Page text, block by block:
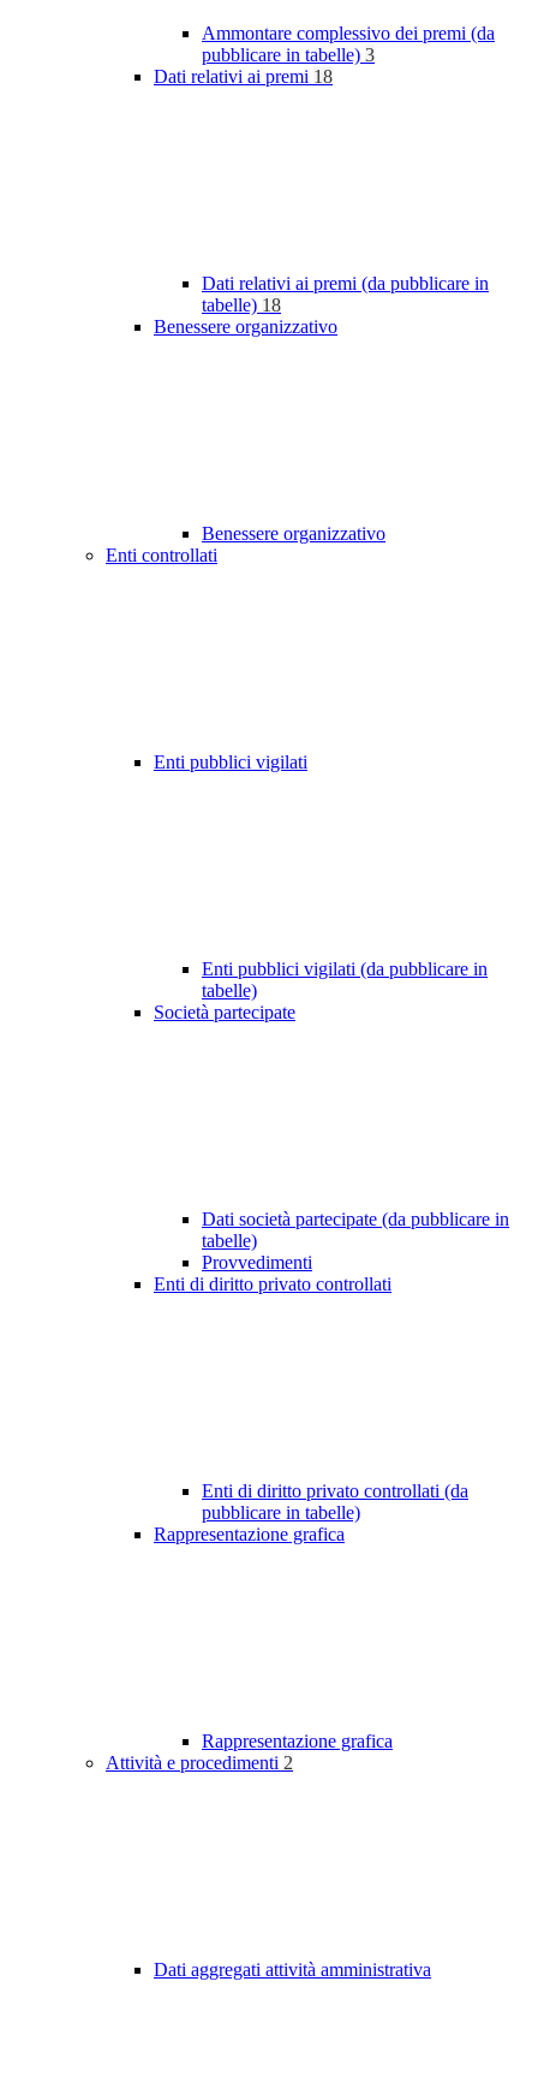
Ammontare complessivo dei premi (da
pubblicare in tabelle) 3
Dati relativi ai premi 18
Dati relativi ai premi (da pubblicare in
tabelle) 18
Benessere organizzativo
Benessere organizzativo
Enti controllati
Enti pubblici vigilati
Enti pubblici vigilati (da pubblicare in
tabelle)
Società partecipate
Dati società partecipate (da pubblicare in
tabelle)
Provvedimenti
Enti di diritto privato controllati
Enti di diritto privato controllati (da
pubblicare in tabelle)
Rappresentazione grafica
Rappresentazione grafica
Attività e procedimenti 2
Dati aggregati attività amministrativa